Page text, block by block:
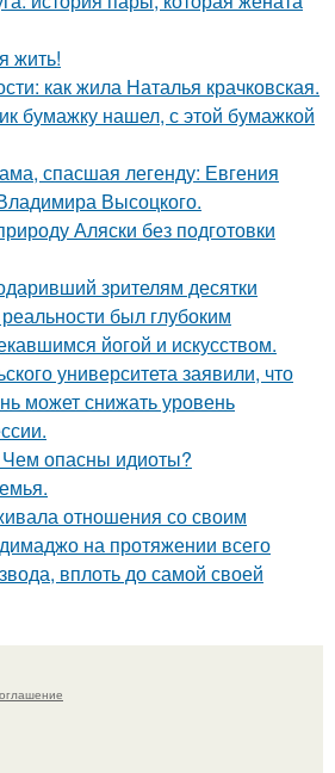
жить!
как жила Наталья крачковская.
бумажку нашел, с этой бумажкой
спасшая легенду: Евгения
Высоцкого.
Аляски без подготовки
зрителям десятки
был глубоким
йогой и искусством.
университета заявили, что
может снижать уровень
Чем опасны идиоты?
отношения со своим
на протяжении всего
вплоть до самой своей